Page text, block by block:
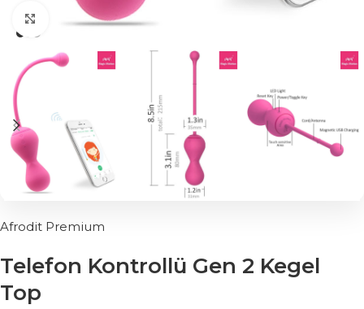
Click to enlarge
Afrodit Premium
Telefon Kontrollü Gen 2 Kegel
Top